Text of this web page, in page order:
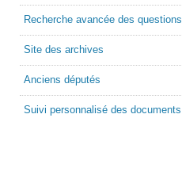
Recherche avancée des questions
Site des archives
Anciens députés
Suivi personnalisé des documents